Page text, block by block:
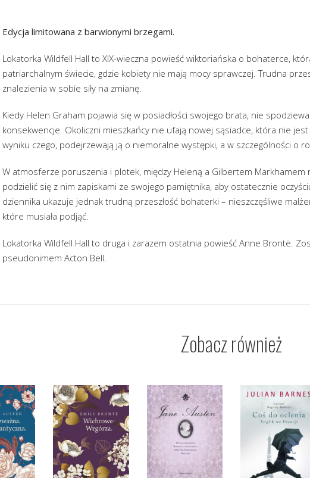
Edycja limitowana z barwionymi brzegami.
Lokatorka Wildfell Hall to XIX-wieczna powieść wiktoriańska o bohaterce,
patriarchalnym świecie, gdzie kobiety nie mają mocy sprawczej. Trudna
znalezienia w sobie siły na zmianę.
Kiedy Helen Graham pojawia się w posiadłości swojego brata, nie
konsekwencje. Okoliczni mieszkańcy nie ufają nowej sąsiadce, która nie
wyniku czego, podejrzewają ją o niemoralne występki, a w szczególności o
W atmosferze poruszenia i plotek, między Heleną a Gilbertem Markhamem
podzielić się z nim zapiskami ze swojego pamiętnika, aby ostatecznie
dziennika ukazuje jednak trudną przeszłość bohaterki – nieszczęśliwe
które musiała podjąć.
Lokatorka Wildfell Hall to druga i zarazem ostatnia powieść Anne Brontë.
pseudonimem Acton Bell.
Zobacz również